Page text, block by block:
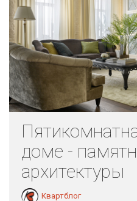
доме -
архитектуры
Квартблог